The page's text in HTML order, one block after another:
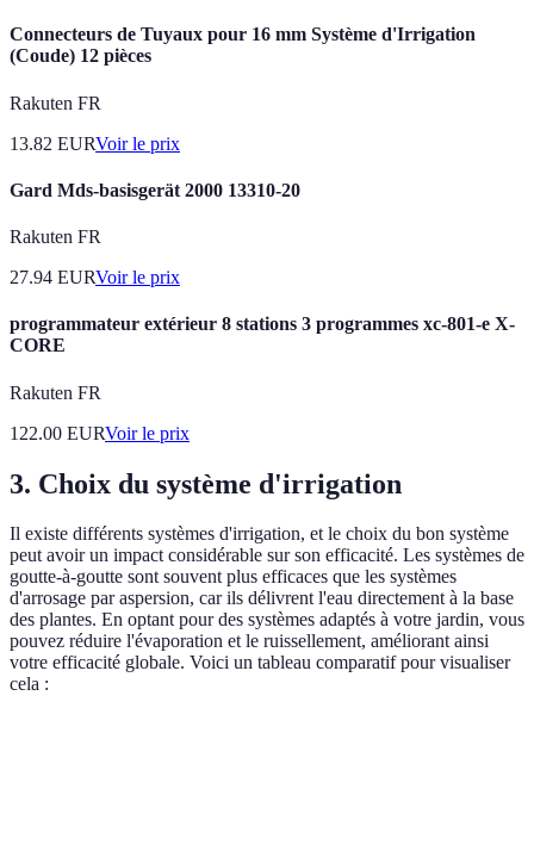
Connecteurs de Tuyaux pour 16 mm Système d'Irrigation
(Coude) 12 pièces
Rakuten FR
13.82 EURVoir le prix
Gard Mds-basisgerät 2000 13310-20
Rakuten FR
27.94 EURVoir le prix
programmateur extérieur 8 stations 3 programmes xc-801-e X-
CORE
Rakuten FR
122.00 EURVoir le prix
3. Choix du système d'irrigation
Il existe différents systèmes d'irrigation, et le choix du bon système
peut avoir un impact considérable sur son efficacité. Les systèmes de
goutte-à-goutte sont souvent plus efficaces que les systèmes
d'arrosage par aspersion, car ils délivrent l'eau directement à la base
des plantes. En optant pour des systèmes adaptés à votre jardin, vous
pouvez réduire l'évaporation et le ruissellement, améliorant ainsi
votre efficacité globale. Voici un tableau comparatif pour visualiser
cela :